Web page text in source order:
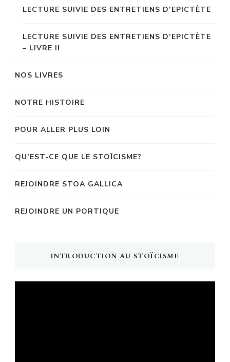
LECTURE SUIVIE DES ENTRETIENS D’EPICTÈTE
LECTURE SUIVIE DES ENTRETIENS D’EPICTÈTE
– LIVRE II
NOS LIVRES
NOTRE HISTOIRE
POUR ALLER PLUS LOIN
QU’EST-CE QUE LE STOÏCISME?
REJOINDRE STOA GALLICA
REJOINDRE UN PORTIQUE
INTRODUCTION AU STOÏCISME